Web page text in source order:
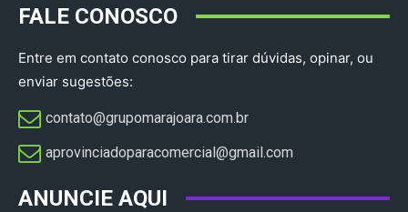
FALE CONOSCO
Entre em contato conosco para tirar dúvidas, opinar, ou
enviar sugestões:
contato@grupomarajoara.com.br
aprovinciadoparacomercial@gmail.com​
ANUNCIE AQUI